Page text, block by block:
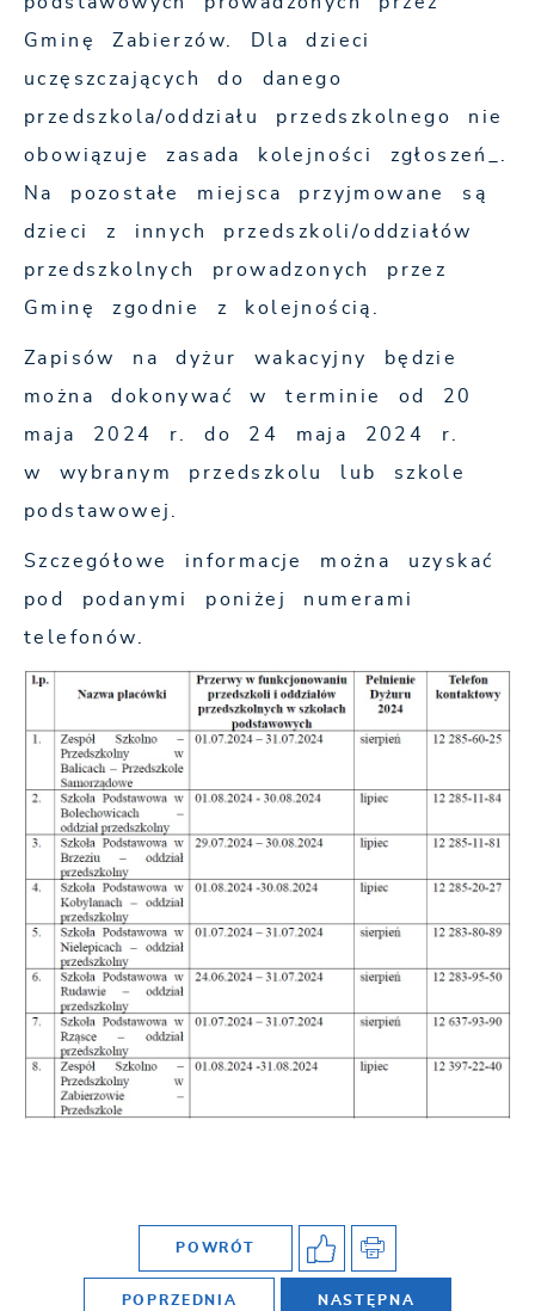
Gminę Zabierzów. Dla dzieci
uczęszczających do danego
przedszkola/oddziału przedszkolnego nie
obowiązuje zasada kolejności zgłoszeń_.
Na pozostałe miejsca przyjmowane są
dzieci z innych przedszkoli/oddziałów
przedszkolnych prowadzonych przez
Gminę zgodnie z kolejnością.
Zapisów na dyżur wakacyjny będzie
można dokonywać w terminie od 20
maja 2024 r. do 24 maja 2024 r.
w wybranym przedszkolu lub szkole
podstawowej.
Szczegółowe informacje można uzyskać
pod podanymi poniżej numerami
telefonów.
POWRÓT
POPRZEDNIA NASTĘPNA